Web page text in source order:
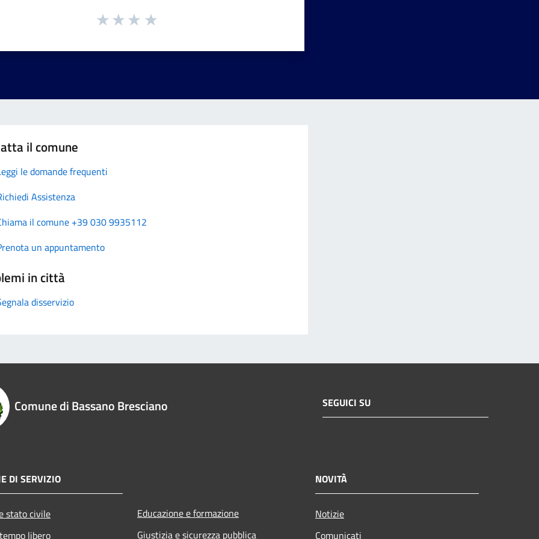
il comune
le domande frequenti
Assistenza
il comune +39 030 9935112
un appuntamento
in città
disservizio
Comune di Bassano Bresciano SEGUICI SU
DI SERVIZIO
stato civile
libero
Educazione e formazione
Giustizia e sicurezza pubblica
NOVITÀ
Notizie
Comunicati